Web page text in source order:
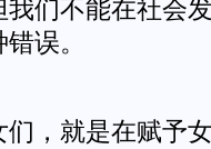
们不能在社会
误。
，就是在赋予